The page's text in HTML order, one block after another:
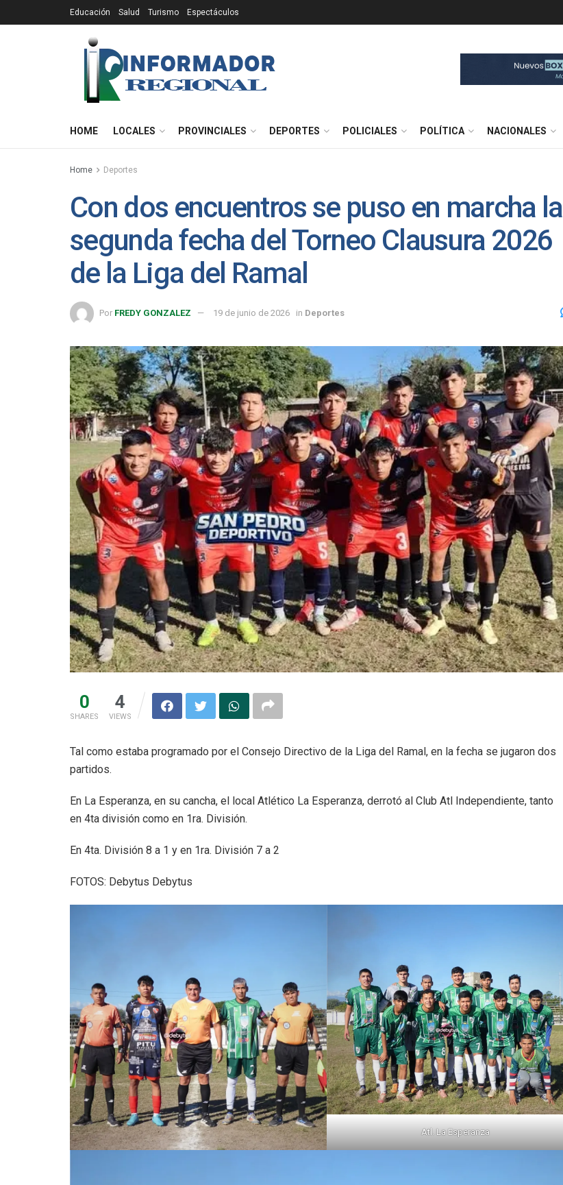
Educación Salud Turismo Espectáculos
HOME LOCALES PROVINCIALES DEPORTES POLICIALES POLÍTICA NACIONALES
Home Deportes
Con dos encuentros se puso en marcha la
segunda fecha del Torneo Clausura 2026
de la Liga del Ramal
Por FREDY GONZALEZ 19 de junio de 2026 in Deportes
0
SHARES
4
VIEWS
Tal como estaba programado por el Consejo Directivo de la Liga del Ramal, en la fecha se jugaron dos
partidos.
En La Esperanza, en su cancha, el local Atlético La Esperanza, derrotó al Club Atl Independiente, tanto
en 4ta división como en 1ra. División.
En 4ta. División 8 a 1 y en 1ra. División 7 a 2
FOTOS: Debytus Debytus
Atl. La Esperanza